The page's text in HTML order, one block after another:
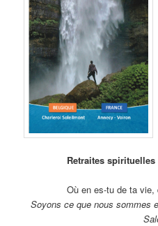
Retraites spirituelles
Où en es-tu de ta vie,
Soyons ce que nous sommes